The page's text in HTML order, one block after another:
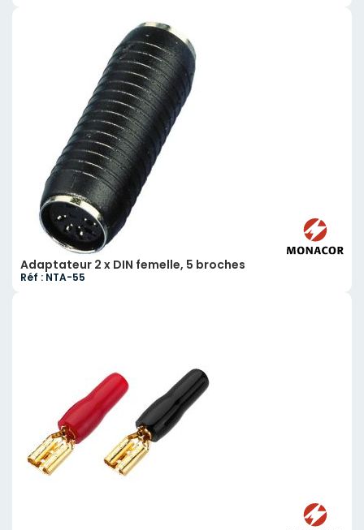
Adaptateur 2 x DIN femelle, 5 broches
Réf : NTA-55